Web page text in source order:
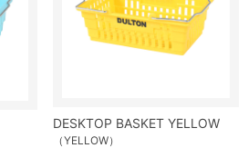
DESKTOP BASKET YELLOW
（YELLOW）